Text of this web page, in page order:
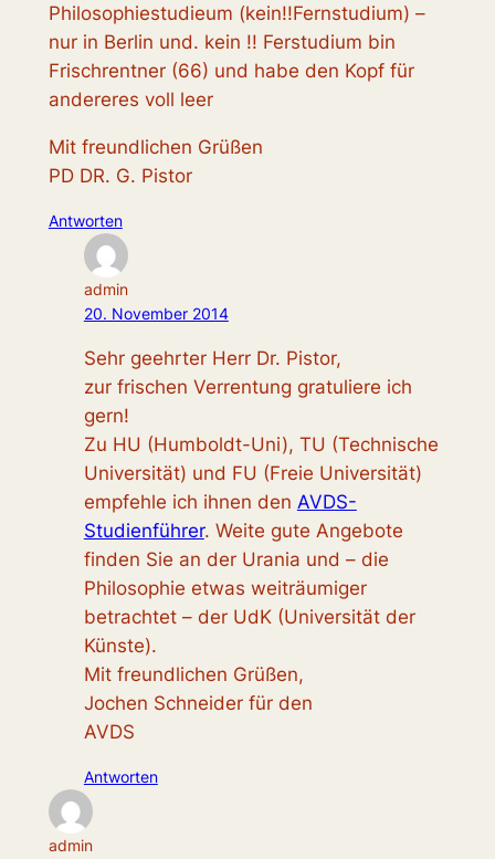
Philosophiestudieum (kein!!Fernstudium) –
nur in Berlin und. kein !! Ferstudium bin
Frischrentner (66) und habe den Kopf für
andereres voll leer
Mit freundlichen Grüßen
PD DR. G. Pistor
Antworten
admin
20. November 2014
Sehr geehrter Herr Dr. Pistor,
zur frischen Verrentung gratuliere ich
gern!
Zu HU (Humboldt-Uni), TU (Technische
Universität) und FU (Freie Universität)
empfehle ich ihnen den AVDS-
Studienführer. Weite gute Angebote
finden Sie an der Urania und – die
Philosophie etwas weiträumiger
betrachtet – der UdK (Universität der
Künste).
Mit freundlichen Grüßen,
Jochen Schneider für den
AVDS
Antworten
admin